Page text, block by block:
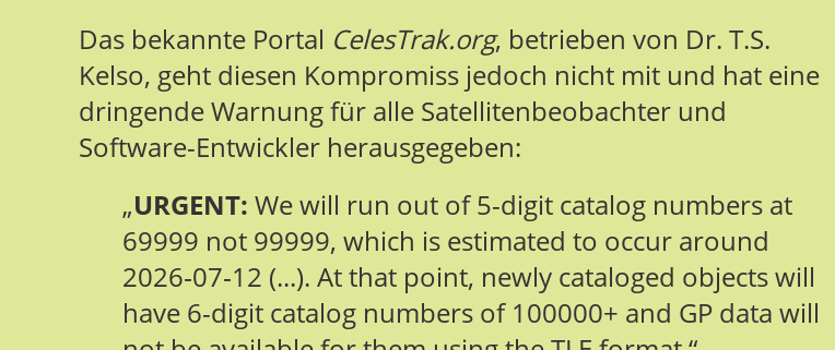
Das bekannte Portal CelesTrak.org, betrieben von Dr. T.S.
Kelso, geht diesen Kompromiss jedoch nicht mit und hat eine
dringende Warnung für alle Satellitenbeobachter und
Software-Entwickler herausgegeben:
„URGENT: We will run out of 5-digit catalog numbers at
69999 not 99999, which is estimated to occur around
2026‑07‑12 (...). At that point, newly cataloged objects will
have 6-digit catalog numbers of 100000+ and GP data will